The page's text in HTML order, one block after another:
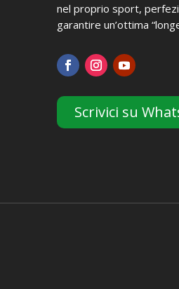
nel proprio sport,
garantire un’ottima
Scrivici su